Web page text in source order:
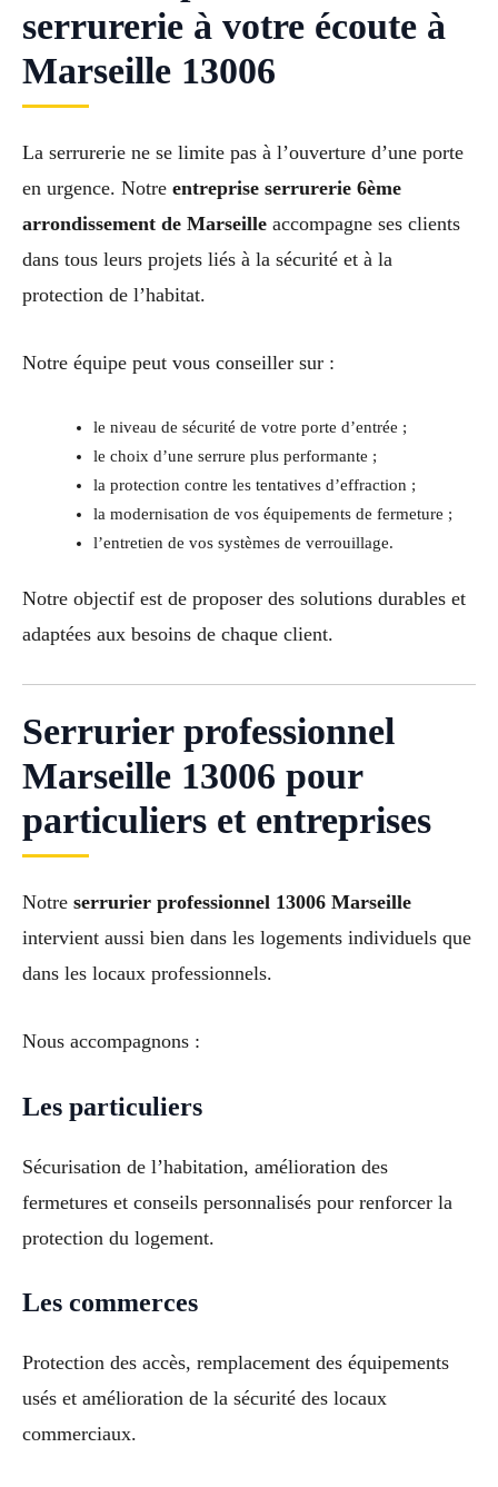
serrurerie à votre écoute à
Marseille 13006
La serrurerie ne se limite pas à l’ouverture d’une porte
en urgence. Notre entreprise serrurerie 6ème
arrondissement de Marseille accompagne ses clients
dans tous leurs projets liés à la sécurité et à la
protection de l’habitat.
Notre équipe peut vous conseiller sur :
le niveau de sécurité de votre porte d’entrée ;
le choix d’une serrure plus performante ;
la protection contre les tentatives d’effraction ;
la modernisation de vos équipements de fermeture ;
l’entretien de vos systèmes de verrouillage.
Notre objectif est de proposer des solutions durables et
adaptées aux besoins de chaque client.
Serrurier professionnel
Marseille 13006 pour
particuliers et entreprises
Notre serrurier professionnel 13006 Marseille
intervient aussi bien dans les logements individuels que
dans les locaux professionnels.
Nous accompagnons :
Les particuliers
Sécurisation de l’habitation, amélioration des
fermetures et conseils personnalisés pour renforcer la
protection du logement.
Les commerces
Protection des accès, remplacement des équipements
usés et amélioration de la sécurité des locaux
commerciaux.